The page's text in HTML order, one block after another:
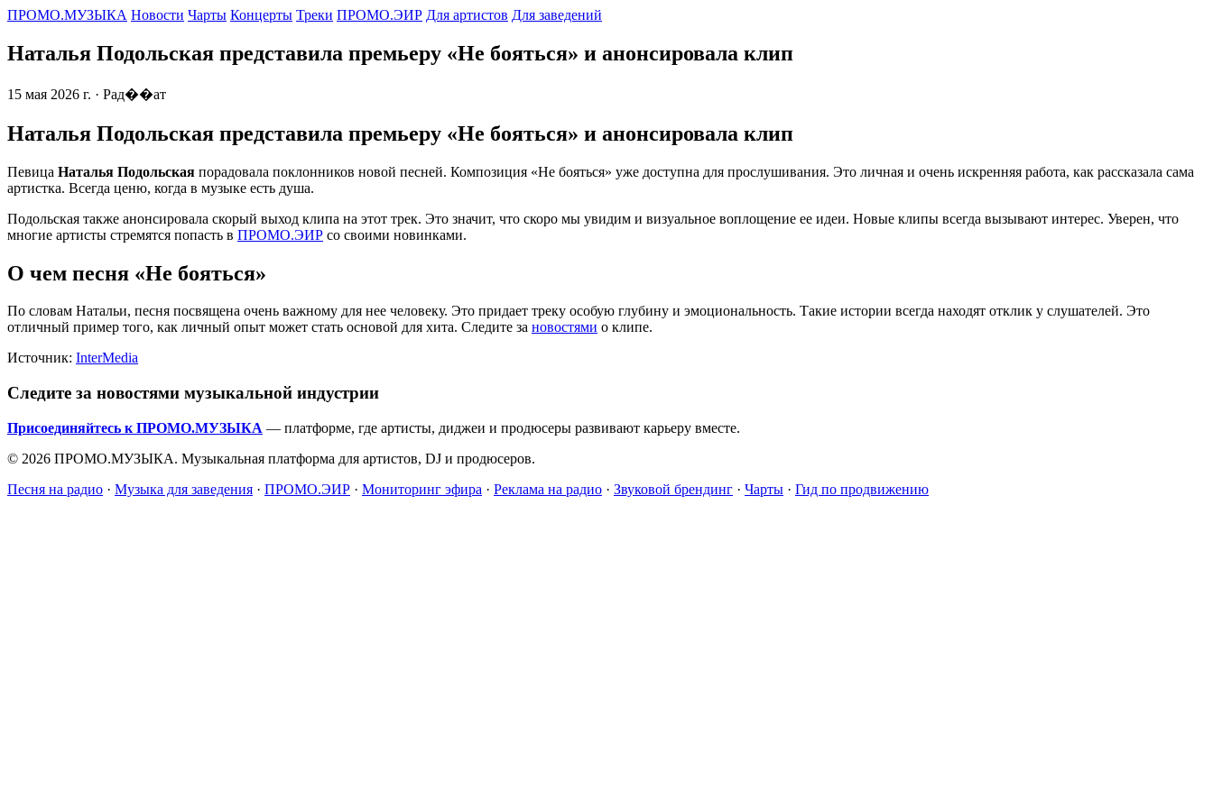
ПРОМО.МУЗЫКА Новости Чарты Концерты Треки ПРОМО.ЭИР Для артистов Для заведений
Наталья Подольская представила премьеру «Не бояться» и анонсировала клип
15 мая 2026 г. · Рад��ат
Наталья Подольская представила премьеру «Не бояться» и анонсировала клип
Певица Наталья Подольская порадовала поклонников новой песней. Композиция «Не бояться» уже доступна для прослушивания. Это личная и очень искренняя работа, как рассказала сама
артистка. Всегда ценю, когда в музыке есть душа.
Подольская также анонсировала скорый выход клипа на этот трек. Это значит, что скоро мы увидим и визуальное воплощение ее идеи. Новые клипы всегда вызывают интерес. Уверен, что
многие артисты стремятся попасть в ПРОМО.ЭИР со своими новинками.
О чем песня «Не бояться»
По словам Натальи, песня посвящена очень важному для нее человеку. Это придает треку особую глубину и эмоциональность. Такие истории всегда находят отклик у слушателей. Это
отличный пример того, как личный опыт может стать основой для хита. Следите за новостями о клипе.
Источник: InterMedia
Следите за новостями музыкальной индустрии
Присоединяйтесь к ПРОМО.МУЗЫКА — платформе, где артисты, диджеи и продюсеры развивают карьеру вместе.
© 2026 ПРОМО.МУЗЫКА. Музыкальная платформа для артистов, DJ и продюсеров.
Песня на радио · Музыка для заведения · ПРОМО.ЭИР · Мониторинг эфира · Реклама на радио · Звуковой брендинг · Чарты · Гид по продвижению